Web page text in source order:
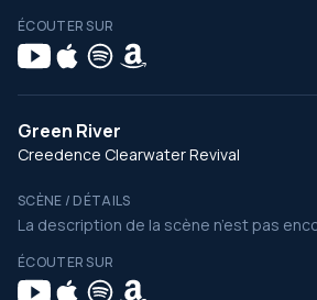
ÉCOUTER SUR
Green River
Creedence Clearwater Revival
SCÈNE / DÉTAILS
La description de la scène n’est pas
ÉCOUTER SUR